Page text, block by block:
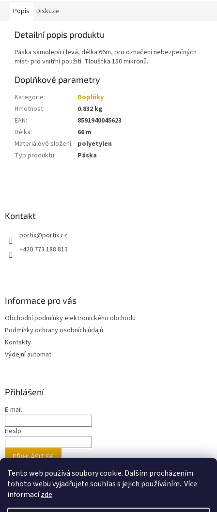
Tento web používá soubory cookie. Dalším procházením
tohoto webu vyjadřujete souhlas s jejich používáním.. Více
informacízde.
Popis Diskuze
Detailní popis produktu
Páska samolepící levá, délka 66m, pro označení nebezpečných
míst- pro vnitřní použití. Tloušťka 150 mikronů.
Doplňkové parametry
Kategorie:
Doplňky
Hmotnost:
0.832 kg
EAN:
8591940045623
Délka:
66 m
Materiálové složení: polyetylen
Typ produktu: Páska
Kontakt
portix@portix.cz
+420 773 188 813
Informace pro vás
Obchodní podmínky elektronického obchodu
Podmínky ochrany osobních údajů
Kontakty
Výdejní automat
Přihlášení
E-mail
Heslo
PŘIHLÁSIT SE
Nová registraceZapomenuté heslo